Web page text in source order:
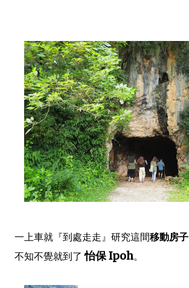
一上車就『到處走走』研究這間移動房子
不知不覺就到了怡保 Ipoh。